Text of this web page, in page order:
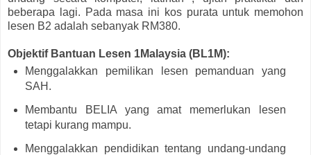
beberapa lagi. Pada masa ini kos purata untuk memohon
lesen B2 adalah sebanyak RM380.
Objektif Bantuan Lesen 1Malaysia (BL1M):
Menggalakkan pemilikan lesen pemanduan yang
SAH.
Membantu BELIA yang amat memerlukan lesen
tetapi kurang mampu.
Menggalakkan pendidikan tentang undang-undang